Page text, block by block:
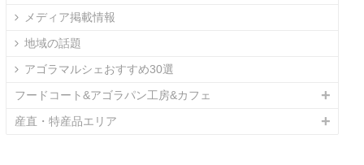
メディア掲載情報
地域の話題
アゴラマルシェおすすめ30選
フードコート&アゴラパン工房&カフェ
産直・特産品エリア